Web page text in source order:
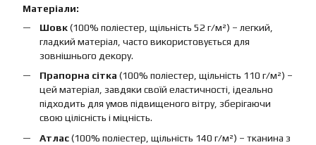
Матеріали:
Шовк(100% поліестер, щільність 52 г/м²) – легкий,
гладкий матеріал, часто використовується для
зовнішнього декору.
Прапорна сітка (100% поліестер, щільність 110 г/м²) –
цей матеріал, завдяки своїй еластичності, ідеально
підходить для умов підвищеного вітру, зберігаючи
свою цілісність і міцність.
Атлас(100% поліестер, щільність 140 г/м²) – тканина з